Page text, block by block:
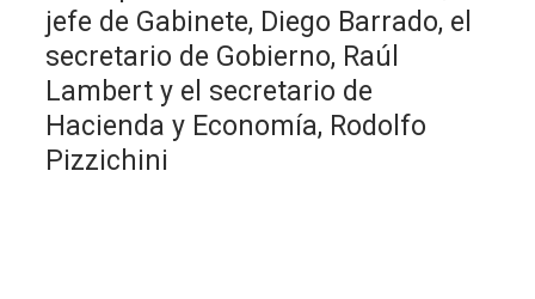
jefe de Gabinete, Diego Barrado, el
secretario de Gobierno, Raúl
Lambert y el secretario de
Hacienda y Economía, Rodolfo
Pizzichini